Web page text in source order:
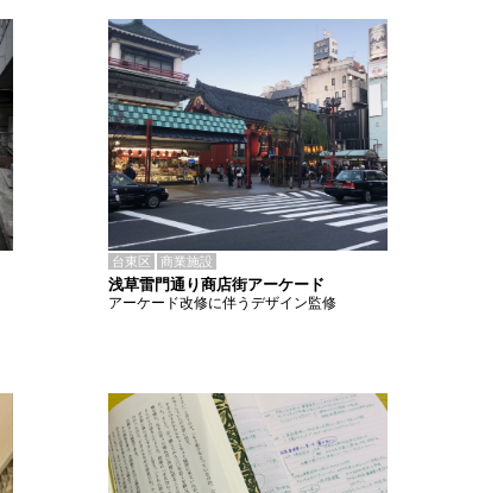
台東区 商業施設
浅草雷門通り商店街アーケード
アーケード改修に伴うデザイン監修